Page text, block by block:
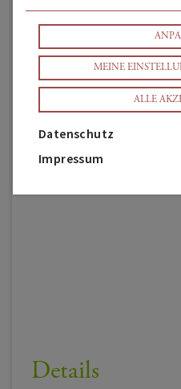
Details
MEINE
ALLE
Datenschutz
Impressum